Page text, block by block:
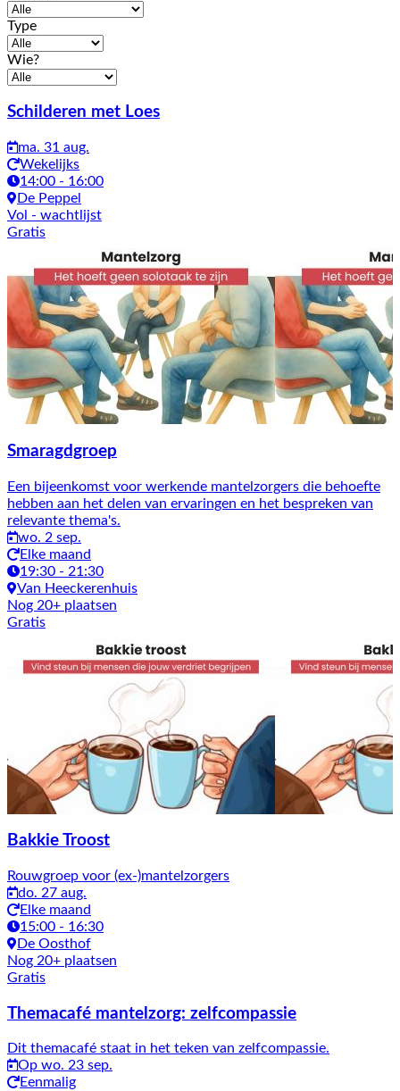
Type
Wie?
Activiteiten
Schilderen met Loes
ma. 31 aug.
Wekelijks
14:00 - 16:00
De Peppel
Vol - wachtlijst
Gratis
Smaragdgroep
Een bijeenkomst voor werkende mantelzorgers die behoefte
hebben aan het delen van ervaringen en het bespreken van
relevante thema's.
wo. 2 sep.
Elke maand
19:30 - 21:30
Van Heeckerenhuis
Nog 20+ plaatsen
Gratis
Bakkie Troost
Rouwgroep voor (ex-)mantelzorgers
do. 27 aug.
Elke maand
15:00 - 16:30
De Oosthof
Nog 20+ plaatsen
Gratis
Themacafé mantelzorg: zelfcompassie
Dit themacafé staat in het teken van zelfcompassie.
Op wo. 23 sep.
Eenmalig